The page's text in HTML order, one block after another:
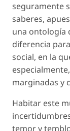
seguramente
saberes,
una ontología
diferencia
social, en la
marginadas y
Habitar este
temor y